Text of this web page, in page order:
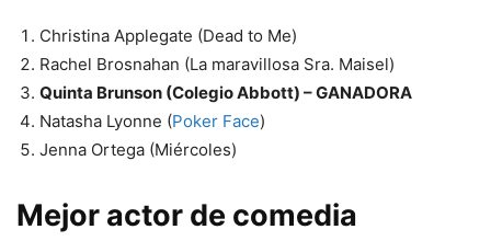
Christina Applegate (Dead to Me)
Rachel Brosnahan (La maravillosa Sra. Maisel)
Quinta Brunson (Colegio Abbott) – GANADORA
Natasha Lyonne (Poker Face)
Jenna Ortega (Miércoles)
Mejor actor de comedia